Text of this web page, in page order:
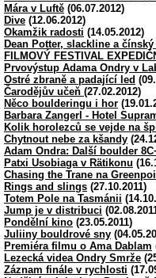
Mára v Luftě (06.07.2012)
Dive (12.06.2012)
Okamžik radosti (14.05.2012)
Dean Potter, slackline a
FILMOVÝ FESTIVAL
Prvovýstup Adama Ondry v
Ostré zbraně a padající led
Čarodějův učeň (27.02.2012)
Něco boulderingu i hor
Barbara Zangerl - Hotel
Kolik horolezců se vejde na
Chytnout nebe za kšandy
Adam Ondra: Další boulder
Patxi Usobiaga v Rätikonu
Chasing the Trane na
Rings and slings (27.10.2011)
Totem Pole na Tasmánii
Jump je v distribuci
Pondělní kino (23.05.2011)
Juliiny bouldrové sny
Premiéra filmu o Ama Dablam
Lezecká videa Ondry Smrže
Záznam finále v rychlosti